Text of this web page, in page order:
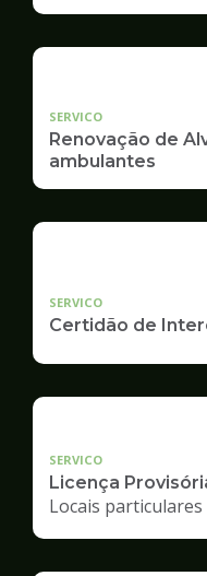
SERVICO
Renovação de
ambulantes
SERVICO
Certidão de
SERVICO
Licença
Locais particulares